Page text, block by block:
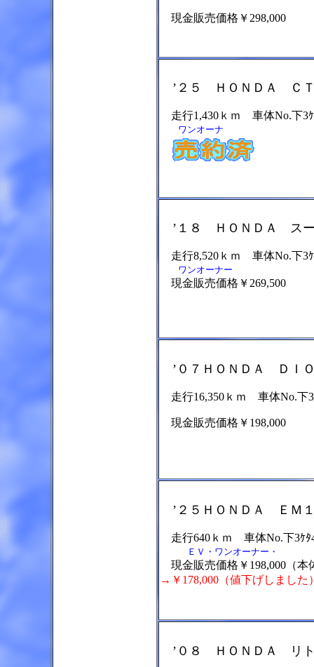
現金販売価格￥298,000
’２５ ＨＯＮＤＡ ＣＴ
走行1,430ｋｍ 車体No.下3ｹ
ワンオーナ
’１８ ＨＯＮＤＡ スー
走行8,520ｋｍ 車体No.下3ｹ
ワンオーナー
現金販売価格￥269,500
’０７ＨＯＮＤＡ ＤＩ
走行16,350ｋｍ 車体No.下3
現金販売価格￥198,000
’２５ＨＯＮＤＡ ＥＭ
走行640ｋｍ 車体No.下3ｹﾀ
ＥＶ・ワンオーナー・
現金販売価格￥198,000（本
→￥178,000（値下げしました
’０８ ＨＯＮＤＡ リト